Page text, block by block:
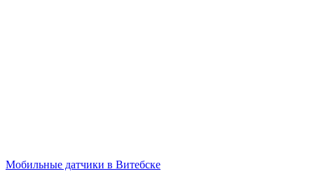
Мобильные датчики в Витебске